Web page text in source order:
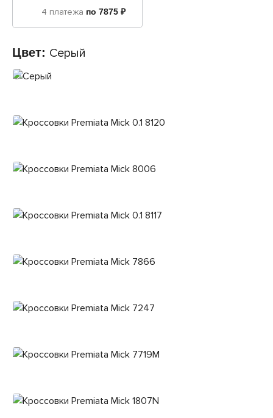
4 платежа по 7875 ₽
Цвет: Серый